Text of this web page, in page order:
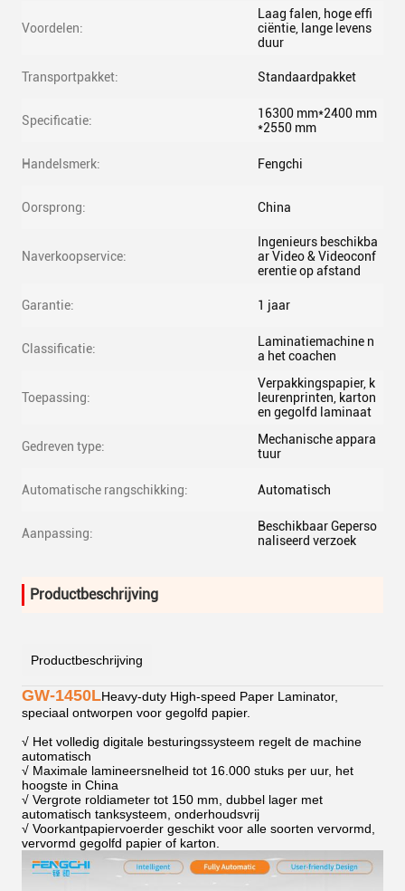
Voordelen:
Laag falen, hoge effi
ciëntie, lange levens
duur
Transportpakket: Standaardpakket
Specificatie:
16300 mm*2400 mm
*2550 mm
Handelsmerk: Fengchi
Oorsprong: China
Naverkoopservice:
Ingenieurs beschikba
ar Video & Videoconf
erentie op afstand
Garantie: 1 jaar
Classificatie:
Laminatiemachine n
a het coachen
Toepassing:
Verpakkingspapier, k
leurenprinten, karton
en gegolfd laminaat
Gedreven type:
Mechanische appara
tuur
Automatische rangschikking: Automatisch
Aanpassing:
Beschikbaar Geperso
naliseerd verzoek
Productbeschrijving
Productbeschrijving
GW-1450LHeavy-duty High-speed Paper Laminator,
speciaal ontworpen voor gegolfd papier.
√ Het volledig digitale besturingssysteem regelt de machine
automatisch
√ Maximale lamineersnelheid tot 16.000 stuks per uur, het
hoogste in China
√ Vergrote roldiameter tot 150 mm, dubbel lager met
automatisch tanksysteem, onderhoudsvrij
√ Voorkantpapiervoerder geschikt voor alle soorten vervormd,
vervormd gegolfd papier of karton.